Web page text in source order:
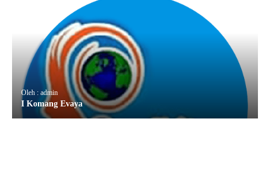
Oleh : admin
I Komang Evaya